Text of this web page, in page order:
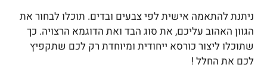
ניתנת להתאמה אישית לפי צבעים ובדים. תוכלו לבחור את
הגוון האהוב עליכם, את סוג הבד ואת הדוגמא הרצויה. כך
שתוכלו ליצור כורסא ייחודית ומיוחדת רק לכם שתקפיץ
לכם את החלל !